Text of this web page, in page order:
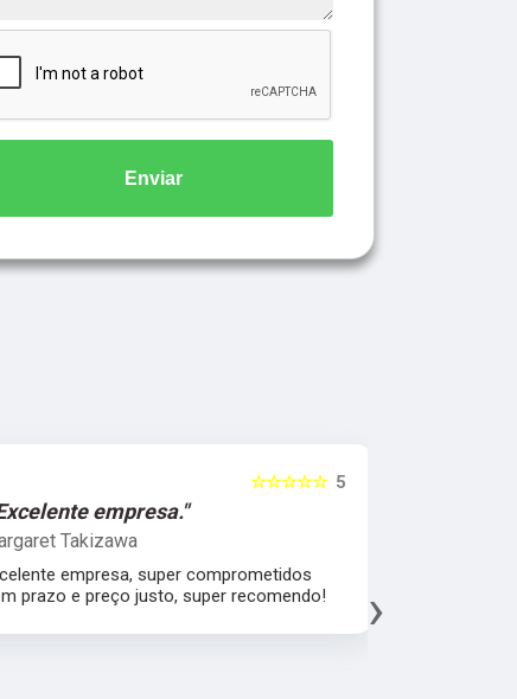
Enviar
5
☆☆☆☆☆
empresa."
Takizawa
empresa, super comprometidos
prazo e preço justo, super recomendo!
›